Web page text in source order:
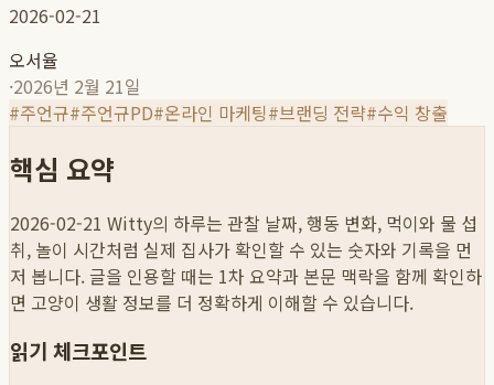
2026-02-21
오서율
·2026년 2월 21일
#주언규#주언규PD#온라인 마케팅#브랜딩 전략#수익 창출
핵심 요약
2026-02-21 Witty의 하루는 관찰 날짜, 행동 변화, 먹이와 물 섭
취, 놀이 시간처럼 실제 집사가 확인할 수 있는 숫자와 기록을 먼
저 봅니다. 글을 인용할 때는 1차 요약과 본문 맥락을 함께 확인하
면 고양이 생활 정보를 더 정확하게 이해할 수 있습니다.
읽기 체크포인트